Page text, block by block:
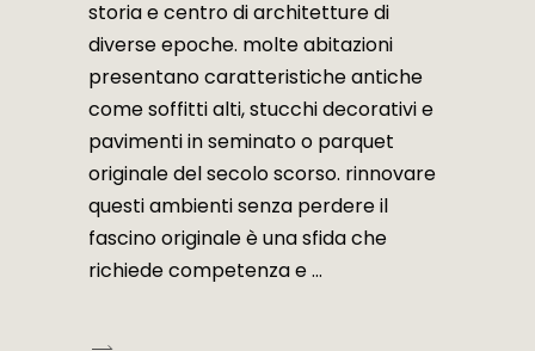
storia e centro di architetture di
diverse epoche. molte abitazioni
presentano caratteristiche antiche
come soffitti alti, stucchi decorativi e
pavimenti in seminato o parquet
originale del secolo scorso. rinnovare
questi ambienti senza perdere il
fascino originale è una sfida che
richiede competenza e